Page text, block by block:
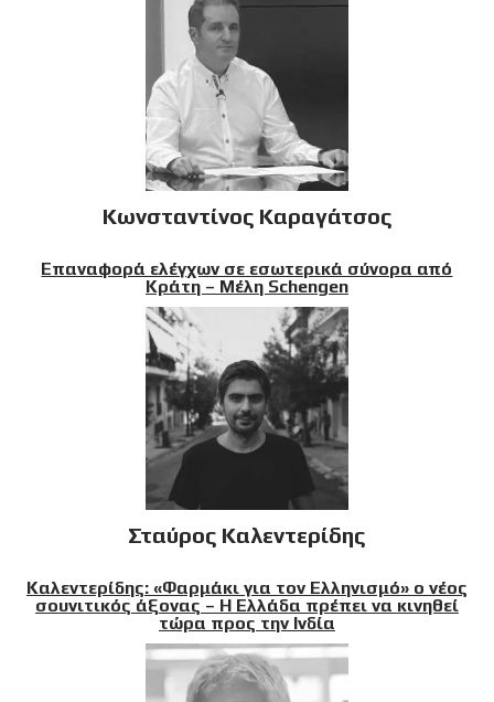
Κωνσταντίνος Καραγάτσος
Επαναφορά ελέγχων σε εσωτερικά σύνορα από
Κράτη – Μέλη Schengen
Σταύρος Καλεντερίδης
Καλεντερίδης: «Φαρμάκι για τον Ελληνισμό» ο νέος
σουνιτικός άξονας – Η Ελλάδα πρέπει να κινηθεί
τώρα προς την Ινδία